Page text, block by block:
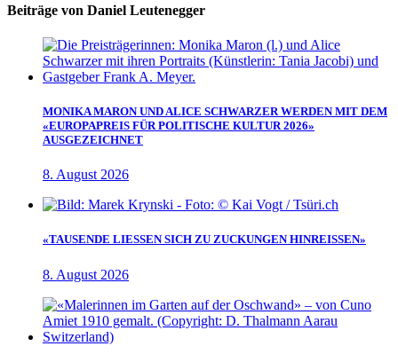
Beiträge von Daniel Leutenegger
MONIKA MARON UND ALICE SCHWARZER WERDEN MIT DEM
«EUROPAPREIS FÜR POLITISCHE KULTUR 2026»
AUSGEZEICHNET
8. August 2026
«TAUSENDE LIESSEN SICH ZU ZUCKUNGEN HINREISSEN»
8. August 2026